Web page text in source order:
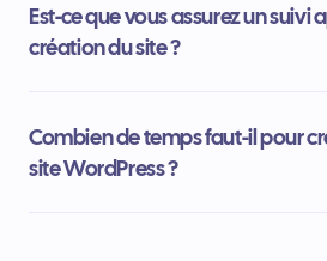
Est-ce que vous assurez un suivi
création du site ?
Combien de temps faut-il pour
site WordPress ?